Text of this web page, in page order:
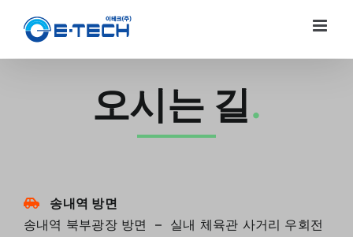
오시는 길.
송내역 방면
송내역 북부광장 방면 – 실내 체육관 사거리 우회전